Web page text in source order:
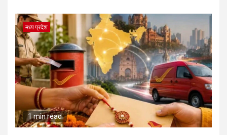
मध्य प्रदेश
1 min read